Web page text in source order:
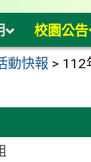
校園公告
動快報 > 112